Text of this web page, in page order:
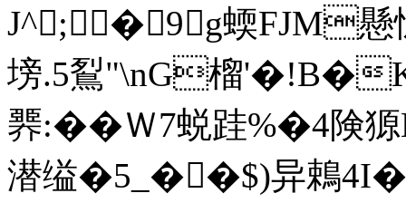
J^; �9g蝡FJM懸
塝.5鴷"\nG榴'�!B�
臩:��Ｗ7蜕跬%�4険
潜缢�5_��$)异鵣